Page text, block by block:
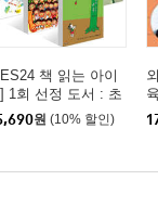
책 읽는 아이
1회 선정 도서 : 초
1~2학년 세트
원 (10% 할인)